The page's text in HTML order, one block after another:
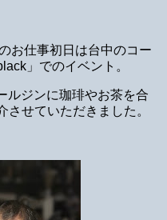
お仕事初日は台中のコー
」でのイベント。
ルジンに珈琲やお茶を合
せていただきました。